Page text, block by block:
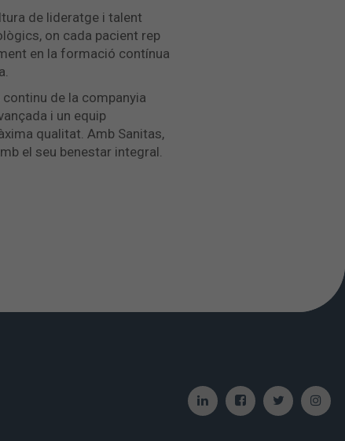
de lideratge i talent
on cada pacient rep
en la formació contínua
de la companyia
i un equip
qualitat. Amb Sanitas,
el seu benestar integral.